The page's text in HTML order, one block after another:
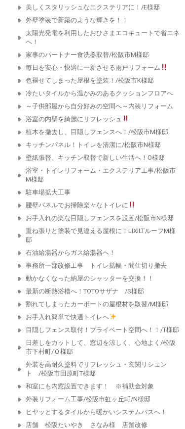
美しくスタリッシュなエクステリアに！/E様邸
外壁塗装で新築のような輝きを！！
太陽光発電を利用したおひさまエコキュートで省エネ
へ！
家事のパートナー食洗器取替/松阪市M様邸
毎日を安心・快適に一新させる雨戸リフォーム
色褪せてしまった屋根を塗装！/松阪市K様邸
冷たいタイルから温かみのあるクッションフロアへ
～子供部屋から自分好みの空間へ～内装リフォーム
浴室の内壁を綺麗にリフレッシュ
植木を撤去し、目隠しフェンスへ！/松阪市M様邸
キッチンパネル！トイレを清潔に/松阪市N様邸
壁紙張替、キッチン取替で新しい生活へ！O様邸
浴室・トイレリフォーム・エクステリア工事/松阪市
M様邸
駐車場拡大工事
腰壁パネルでお掃除楽々なトイレに
お手入れの楽な目隠しフェンスを設置/松阪市N様邸
重ね張りと塗装で見違える屋根に！LIXILTルーフM様
邸
石油給湯器からガス給湯器へ！
事務所一部改修工事 トイレ拡幅・間仕切り撤去
動かなくなった納屋のシャッターを交換！！
最新の断熱浴槽へ！TOTOサザナ /S様邸
割れてしまったカーポートの屋根材を取替/M様邸
お手入れ簡単で快適トイレへ
目隠しフェンス取付！プライベート空間へ！！/T様邸
日差しをカットして、窓辺を涼しく、心地よく/松阪
市下村町/Ｏ様邸
外装を高耐久塗料でリフレッシュ・玄関リシェン
ト /松阪市田原町T様邸
和室にも内窓設置できます！ ※補助金対象
外装リフォーム工事/松阪市虹ヶ丘町/N様邸
ヒヤッとするタイルから暖かいシステムバスへ！
店舗 松阪たいやき さなみ様 店舗改修